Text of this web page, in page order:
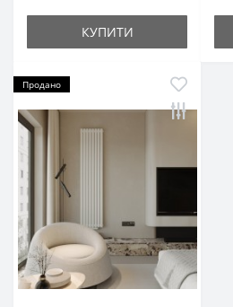
КУПИТИ
Продано